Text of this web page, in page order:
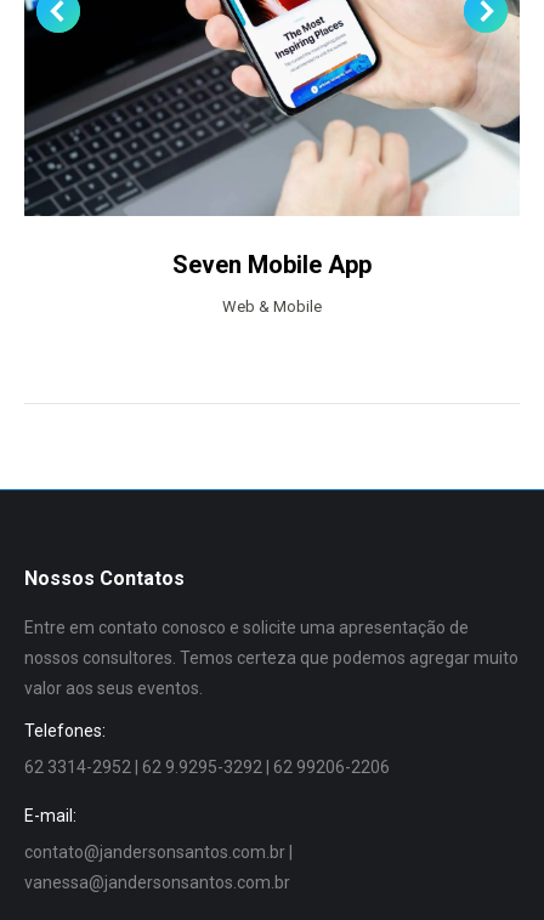
Seven Mobile App
Web & Mobile
Nossos Contatos
Entre em contato conosco e solicite uma apresentação de
nossos consultores. Temos certeza que podemos agregar muito
valor aos seus eventos.
Telefones:
62 3314-2952 | 62 9.9295-3292 | 62 99206-2206
E-mail:
contato@jandersonsantos.com.br
vanessa@jandersonsantos.com.br